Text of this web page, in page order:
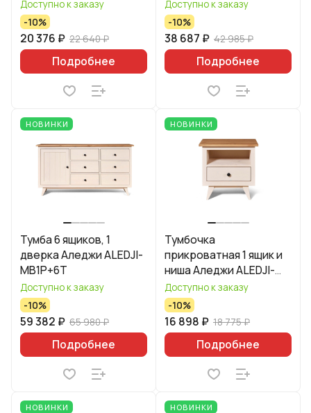
Доступно к заказу
-10%
20 376 ₽ 22 640 ₽
Подробнее
Доступно к заказу
-10%
38 687 ₽ 42 985 ₽
Подробнее
НОВИНКИ
Тумба 6 ящиков, 1
дверка Аледжи ALEDJI-
MB1P+6T
Доступно к заказу
-10%
59 382 ₽ 65 980 ₽
Подробнее
НОВИНКИ
Тумбочка
прикроватная 1 ящик и
ниша Аледжи ALEDJI-
CHE1T+1N
Доступно к заказу
-10%
16 898 ₽ 18 775 ₽
Подробнее
НОВИНКИ НОВИНКИ